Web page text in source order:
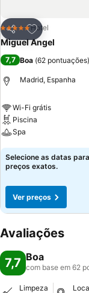
Partilhar
Adicionar aos
5 EstrelasHotel
Miguel Angel
7,7 Boa (62 pontuações)
Madrid, Espanha
Wi-Fi grátis
Piscina
Spa
Ver preços
Selecione as datas
preços exatos.
Ver preços
Avaliações
7,7 Boa
com base em 62
Limpeza